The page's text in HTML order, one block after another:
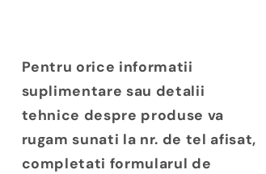
Pentru orice informatii
suplimentare sau detalii
tehnice despre produse va
rugam sunati la nr. de tel afisat,
completati formularul de